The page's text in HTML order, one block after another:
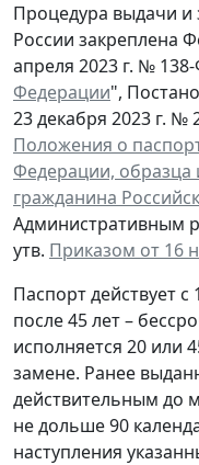
Процедура выдачи и
России закреплена
апреля 2023 г. №
Федерации",
23 декабря 2023 г. №
Положения о
Федерации, образца
гражданина
Административным
утв. Приказом от 16
Паспорт действует с
после 45 лет –
исполняется 20 или
замене. Ранее
действительным до
не дольше 90
наступления